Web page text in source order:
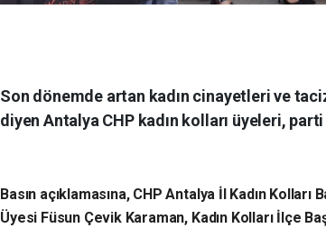
Son dönemde artan kadın cinayetleri ve
diyen Antalya CHP kadın kolları üyeleri,
Basın açıklamasına, CHP Antalya İl Kadın
Üyesi Füsun Çevik Karaman, Kadın Kolları İlçe